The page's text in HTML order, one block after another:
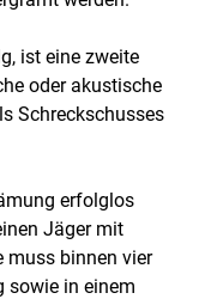
ist eine zweite
oder akustische
Schreckschusses
erfolglos
Jäger mit
muss binnen vier
sowie in einem